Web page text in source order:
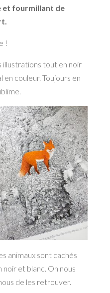
et fourmillant de
!
illustrations tout en noir
en couleur. Toujours en
animaux sont cachés
et blanc. On nous
de les retrouver.